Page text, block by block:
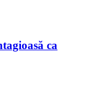
ca